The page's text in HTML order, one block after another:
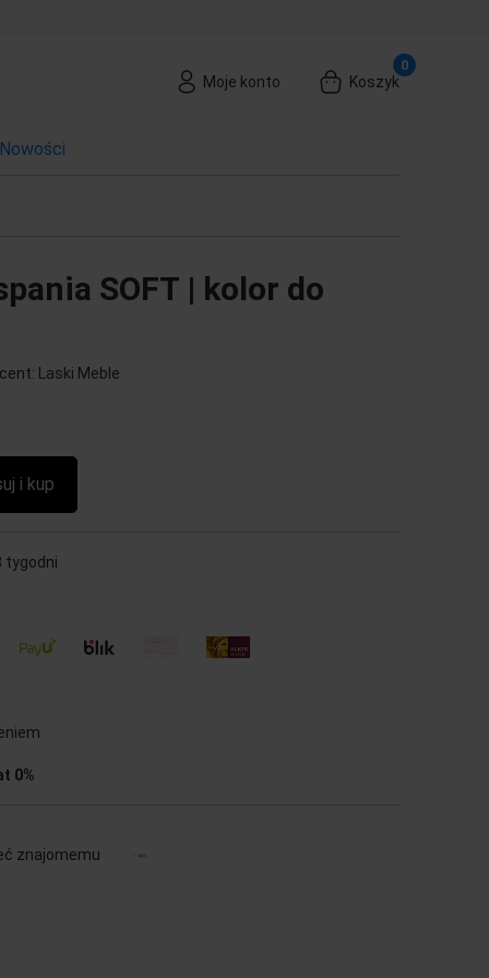
Moje konto Koszyk
Nowości
SOFT | kolor do
Laski Meble
i kup
tygodni
0%
znajomemu